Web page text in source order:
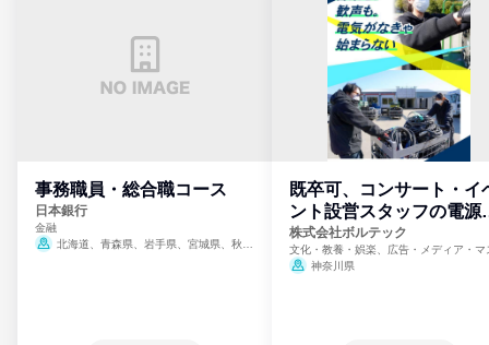
事務職員・総合職コース
日本銀行
金融
北海道、青森県、岩手県、宮城県、秋田
既卒可、コンサート・イ
ント設営スタッフの電源
門
株式会社ボルテック
文化・教養・娯楽、広告・メディア・マ
ミ、電力・ガス・水道・エネルギー
神奈川県